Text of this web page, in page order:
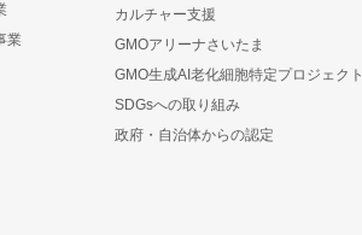
業
カルチャー支援
GMOアリーナさいたま
GMO生成AI老化細胞特定プロジェクト
SDGsへの取り組み
政府・自治体からの認定